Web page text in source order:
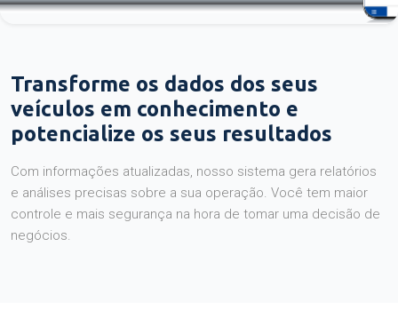
Transforme os dados dos seus
veículos em conhecimento e
potencialize os seus resultados
Com informações atualizadas, nosso sistema gera relatórios
e análises precisas sobre a sua operação. Você tem maior
controle e mais segurança na hora de tomar uma decisão de
negócios.